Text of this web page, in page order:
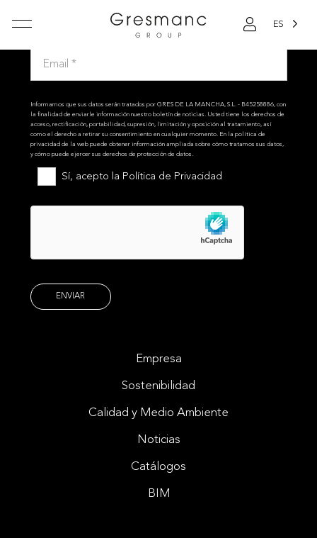
ES
Apúntate a nuestra newsletter
Informamos que sus datos serán tratados por GRES DE LA MANCHA, S.L. - B45258886, con
la finalidad de enviarle información nuestro boletín de noticias. Usted tiene los derechos de
acceso, rectificación, portabilidad, supresión, limitación y oposición al tratamiento, así
como el derecho a retirar su consentimiento en cualquier momento. En la política de
privacidad de la web puede obtener información ampliada sobre cómo tratamos sus datos,
y cómo puede ejercer sus derechos de protección de datos.
Sí, acepto la Política de Privacidad
Empresa
Sostenibilidad
Calidad y Medio Ambiente
Noticias
Catálogos
BIM